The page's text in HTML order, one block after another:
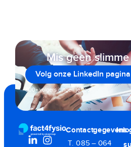
Mis geen
Volg onze LinkedIn
800+ volgers gingen je voor
Contactgegevens
T. 085 – 064